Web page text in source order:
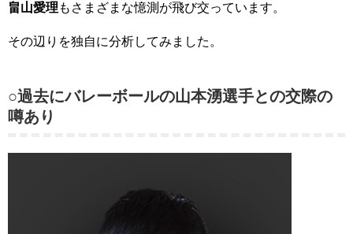
畠山愛理 もさまざまな憶測が飛び交っています。
その辺りを独自に分析してみました。
○過去にバレーボールの山本湧選手との交際の
噂あり